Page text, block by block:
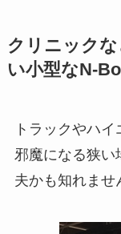
クリニック
い小型なN-
トラックやハ
邪魔になる狭い
夫かも知れませ